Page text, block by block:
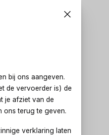
bij ons aangeven.
de vervoerder is) de
je afziet van de
ons terug te geven.
verklaring laten